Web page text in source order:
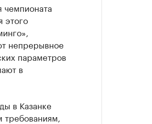
чемпионата
этого
непрерывное
параметров
в
в Казанке